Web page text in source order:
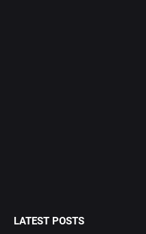
LATEST POSTS